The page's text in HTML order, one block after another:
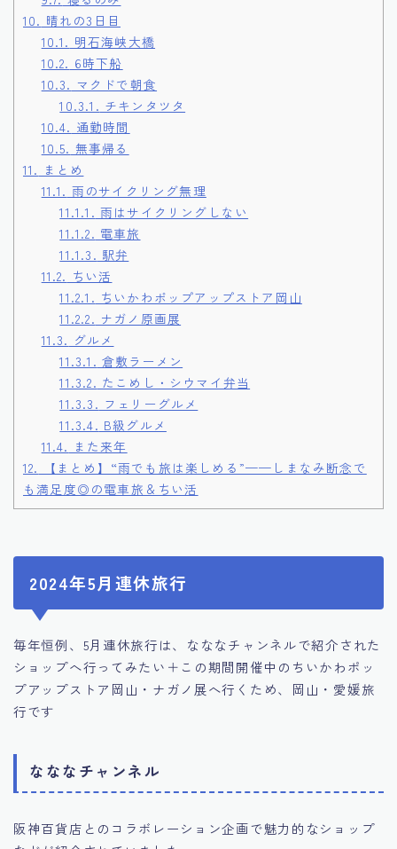
10. 晴れの3日目
10.1. 明石海峡大橋
10.2. 6時下船
10.3. マクドで朝食
10.3.1. チキンタツタ
10.4. 通勤時間
10.5. 無事帰る
11. まとめ
11.1. 雨のサイクリング無理
11.1.1. 雨はサイクリングしない
11.1.2. 電車旅
11.1.3. 駅弁
11.2. ちい活
11.2.1. ちいかわポップアップストア岡山
11.2.2. ナガノ原画展
11.3. グルメ
11.3.1. 倉敷ラーメン
11.3.2. たこめし・シウマイ弁当
11.3.3. フェリーグルメ
11.3.4. B級グルメ
11.4. また来年
12.
【まとめ】“雨でも旅は楽しめる”——しまなみ断念で
も満足度◎の電車旅＆ちい活
2024年5月連休旅行
毎年恒例、5月連休旅行は、なななチャンネルで紹介された
ショップへ行ってみたい＋この期間開催中のちいかわポッ
プアップストア岡山・ナガノ展へ行くため、岡山・愛媛旅
行です
なななチャンネル
阪神百貨店とのコラボレーション企画で魅力的なショップ